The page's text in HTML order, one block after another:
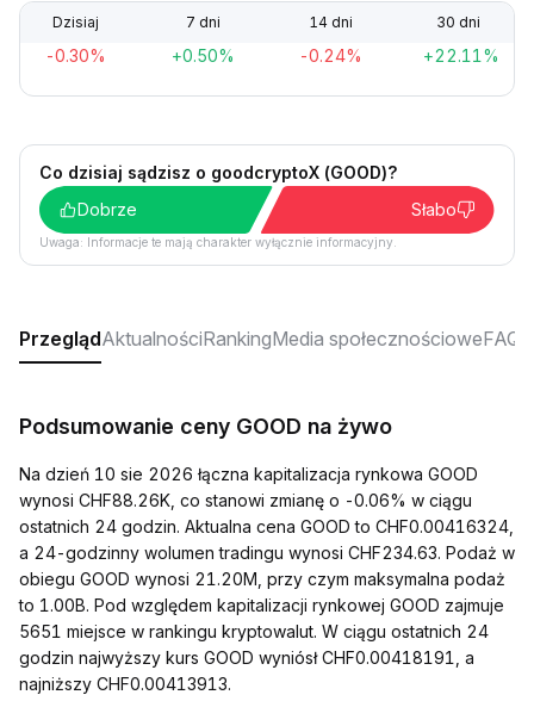
Dzisiaj 7 dni 14 dni 30 dni
-0.30% +0.50% -0.24% +22.11%
Co dzisiaj sądzisz o goodcryptoX (GOOD)?
Dobrze
Słabo
Uwaga: Informacje te mają charakter wyłącznie informacyjny.
PrzeglądAktualnościRankingMedia społecznościoweFAQ
Podsumowanie ceny GOOD na żywo
Na dzień 10 sie 2026 łączna kapitalizacja rynkowa GOOD
wynosi CHF88.26K, co stanowi zmianę o -0.06% w ciągu
ostatnich 24 godzin. Aktualna cena GOOD to CHF0.00416324,
a 24-godzinny wolumen tradingu wynosi CHF234.63. Podaż w
obiegu GOOD wynosi 21.20M, przy czym maksymalna podaż
to 1.00B. Pod względem kapitalizacji rynkowej GOOD zajmuje
5651 miejsce w rankingu kryptowalut. W ciągu ostatnich 24
godzin najwyższy kurs GOOD wyniósł CHF0.00418191, a
najniższy CHF0.00413913.